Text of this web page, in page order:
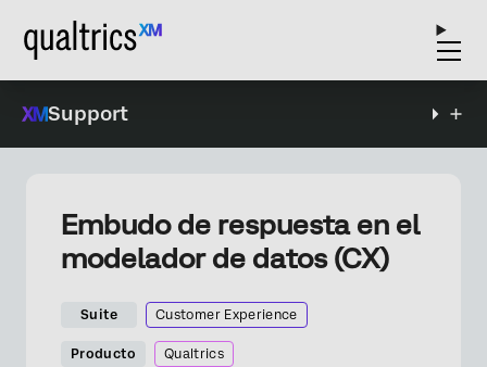
Support
Embudo de respuesta en el
modelador de datos (CX)
Suite Customer Experience
Producto Qualtrics